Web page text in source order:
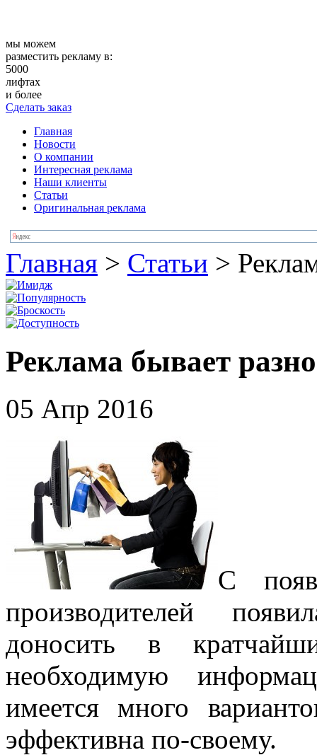
мы можем
разместить рекламу в:
5000
лифтах
и более
Сделать заказ
Главная
Новости
О компании
Интересная реклама
Наши клиенты
Статьи
Оригинальная реклама
Главная > Статьи >
Реклама бывает
05 Апр 2016
С
производителей
доносить в
необходимую
имеется много
эффективна по-своему.